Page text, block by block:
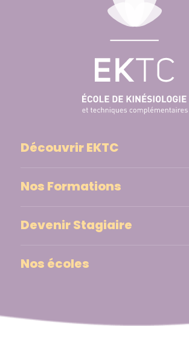
Découvrir EKTC
Nos Formations
Devenir Stagiaire
Nos écoles